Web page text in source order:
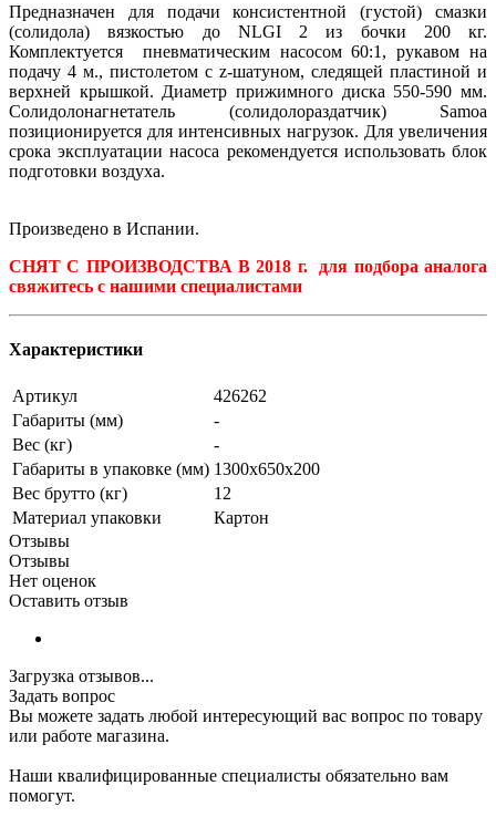
Предназначен для подачи консистентной (густой) смазки
(солидола) вязкостью до NLGI 2 из бочки 200 кг.
Комплектуется пневматическим насосом 60:1, рукавом на
подачу 4 м., пистолетом с z-шатуном, следящей пластиной и
верхней крышкой. Диаметр прижимного диска 550-590 мм.
Солидолонагнетатель (солидолораздатчик) Samoa
позиционируется для интенсивных нагрузок. Для увеличения
срока эксплуатации насоса рекомендуется использовать блок
подготовки воздуха.
Произведено в Испании.
СНЯТ С ПРОИЗВОДСТВА В 2018 г. для подбора аналога
свяжитесь с нашими специалистами
Характеристики
Артикул
426262
Габариты (мм)
-
Вес (кг)
-
Габариты в упаковке (мм) 1300х650х200
Вес брутто (кг)
12
Материал упаковки
Картон
Отзывы
Отзывы
Нет оценок
Оставить отзыв
Загрузка отзывов...
Задать вопрос
Вы можете задать любой интересующий вас вопрос по товару
или работе магазина.
Наши квалифицированные специалисты обязательно вам
помогут.